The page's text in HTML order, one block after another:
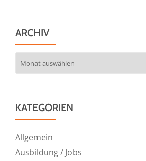
ARCHIV
KATEGORIEN
Allgemein
Ausbildung / Jobs